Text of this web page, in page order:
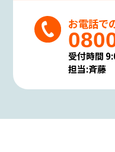
お電話で
受付時間
担当:斉藤